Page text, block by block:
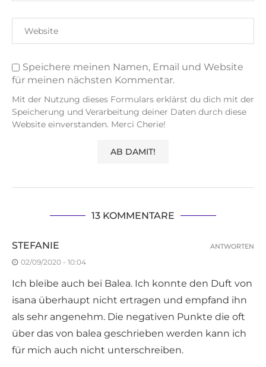
Speichere meinen Namen, Email und Website
für meinen nächsten Kommentar.
Mit der Nutzung dieses Formulars erklärst du dich mit der
Speicherung und Verarbeitung deiner Daten durch diese
Website einverstanden. Merci Cherie!
13 KOMMENTARE
STEFANIE
02/09/2020 - 10:04
Ich bleibe auch bei Balea. Ich konnte den Duft von
isana überhaupt nicht ertragen und empfand ihn
als sehr angenehm. Die negativen Punkte die oft
über das von balea geschrieben werden kann ich
für mich auch nicht unterschreiben.
ANTWORTEN